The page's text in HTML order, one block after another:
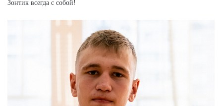
Зонтик всегда с собой!